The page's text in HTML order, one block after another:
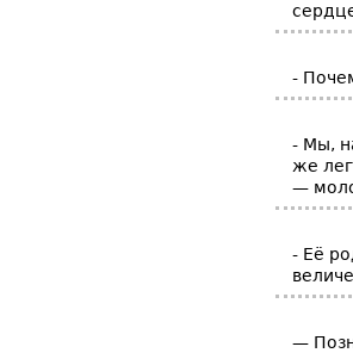
-
- Мы,
же
—
- Её
—